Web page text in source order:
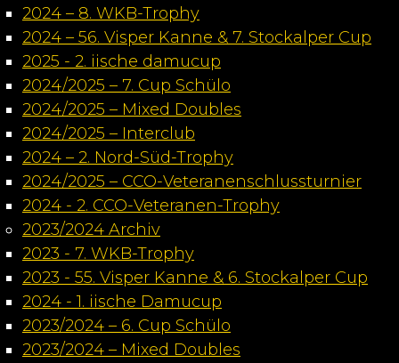
2024 – 8. WKB-Trophy
2024 – 56. Visper Kanne & 7. Stockalper Cup
2025 - 2. iische damucup
2024/2025 – 7. Cup Schülo
2024/2025 – Mixed Doubles
2024/2025 – Interclub
2024 – 2. Nord-Süd-Trophy
2024/2025 – CCO-Veteranenschlussturnier
2024 - 2. CCO-Veteranen-Trophy
2023/2024 Archiv
2023 - 7. WKB-Trophy
2023 - 55. Visper Kanne & 6. Stockalper Cup
2024 - 1. iische Damucup
2023/2024 – 6. Cup Schülo
2023/2024 – Mixed Doubles